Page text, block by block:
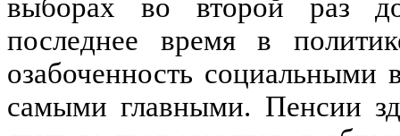
выборах во второй раз
последнее время в
озабоченность социальными
самыми главными. Пенсии